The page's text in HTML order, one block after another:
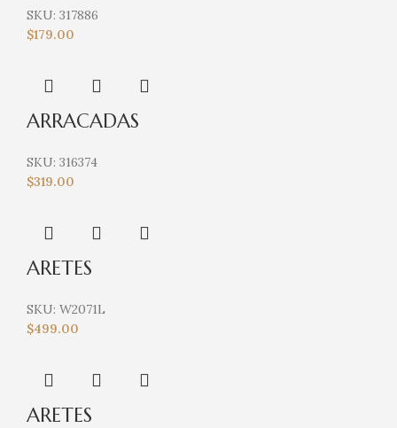
SKU: 317886
$179.00
ARRACADAS
SKU: 316374
$319.00
ARETES
SKU: W2071L
$499.00
ARETES